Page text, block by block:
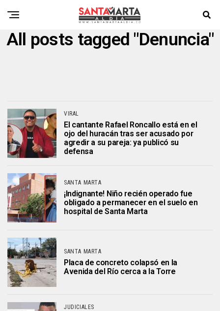
All posts tagged "Denuncia"
VIRAL
El cantante Rafael Roncallo está en el
ojo del huracán tras ser acusado por
agredir a su pareja: ya publicó su
defensa
SANTA MARTA
¡Indignante! Niño recién operado fue
obligado a permanecer en el suelo en
hospital de Santa Marta
SANTA MARTA
Placa de concreto colapsó en la
Avenida del Río cerca a la Torre
JUDICIALES